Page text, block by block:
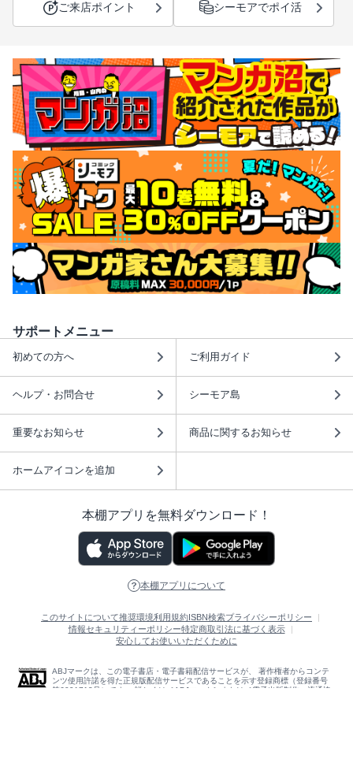
ご来店ポイント シーモアでポイ活
サポートメニュー
初めての方へ ご利用ガイド
ヘルプ・お問合せ シーモア島
重要なお知らせ 商品に関するお知らせ
ホームアイコンを追加
本棚アプリを無料ダウンロード！
本棚アプリについて
このサイトについて推奨環境利用規約ISBN検索プライバシーポリシー
情報セキュリティーポリシー特定商取引法に基づく表示
安心してお使いいただくために
ABJマークは、この電子書店・電子書籍配信サービスが、 著作権者からコンテ
ンツ使用許諾を得た正規版配信サービスであることを示す登録商標（登録番号
第6091713号）です。 詳しくは［ABJマーク］または［電子出版制作・流通協